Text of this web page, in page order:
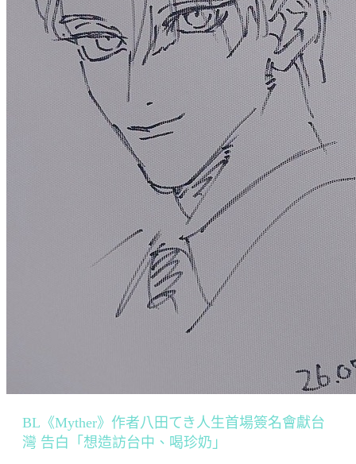
BL《Myther》作者八田てき人生首場簽名會獻台
灣 告白「想造訪台中、喝珍奶」